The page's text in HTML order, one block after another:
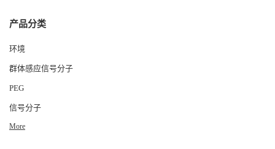
产品分类
环境
群体感应信号分子
PEG
信号分子
More